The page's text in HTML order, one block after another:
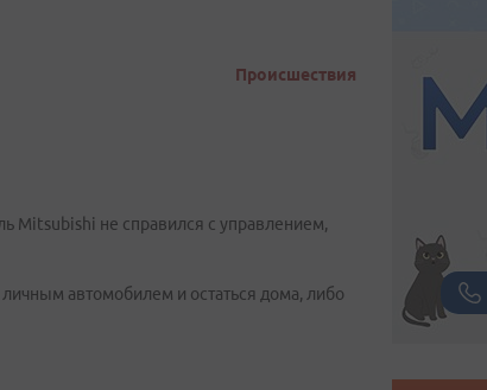
Происшествия
Mitsubishi не справился с управлением,
автомобилем и остаться дома, либо